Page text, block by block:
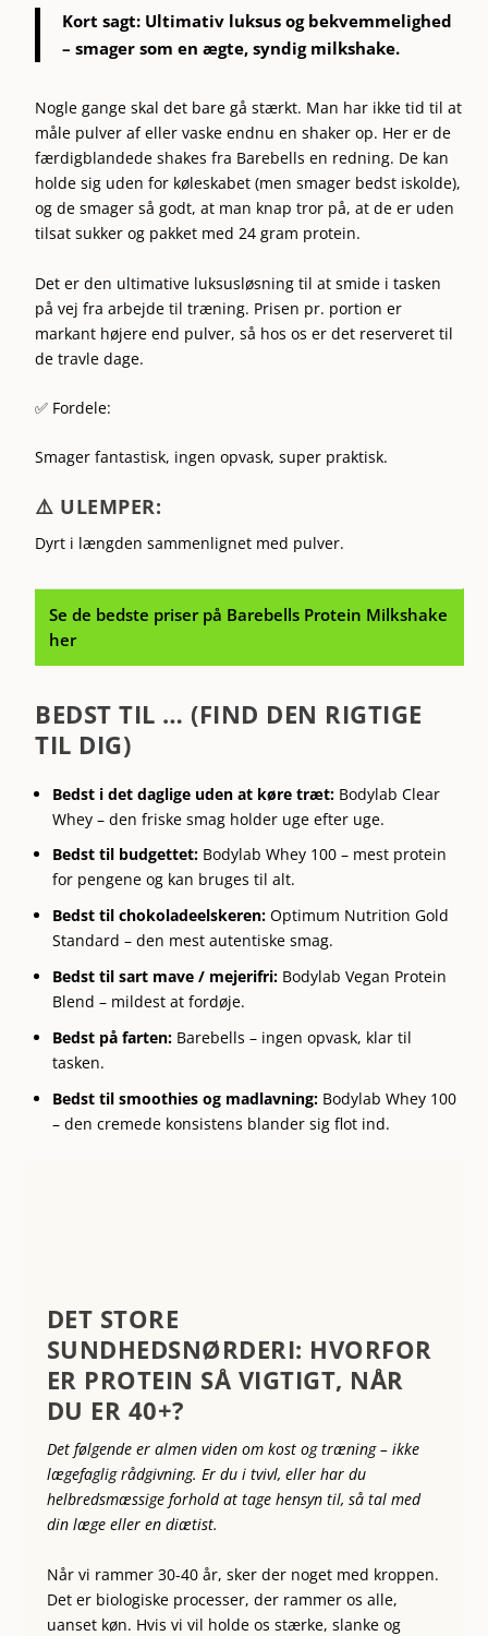
Kort sagt: Ultimativ luksus og bekvemmelighed
– smager som en ægte, syndig milkshake.
Nogle gange skal det bare gå stærkt. Man har ikke tid til at
måle pulver af eller vaske endnu en shaker op. Her er de
færdigblandede shakes fra Barebells en redning. De kan
holde sig uden for køleskabet (men smager bedst iskolde),
og de smager så godt, at man knap tror på, at de er uden
tilsat sukker og pakket med 24 gram protein.
Det er den ultimative luksusløsning til at smide i tasken
på vej fra arbejde til træning. Prisen pr. portion er
markant højere end pulver, så hos os er det reserveret til
de travle dage.
✅ Fordele:
Smager fantastisk, ingen opvask, super praktisk.
⚠️ ULEMPER:
Dyrt i længden sammenlignet med pulver.
Se de bedste priser på Barebells Protein Milkshake
her
BEDST TIL … (FIND DEN RIGTIGE
TIL DIG)
Bedst i det daglige uden at køre træt: Bodylab Clear
Whey – den friske smag holder uge efter uge.
Bedst til budgettet: Bodylab Whey 100 – mest protein
for pengene og kan bruges til alt.
Bedst til chokoladeelskeren: Optimum Nutrition Gold
Standard – den mest autentiske smag.
Bedst til sart mave / mejerifri: Bodylab Vegan Protein
Blend – mildest at fordøje.
Bedst på farten: Barebells – ingen opvask, klar til
tasken.
Bedst til smoothies og madlavning: Bodylab Whey 100
– den cremede konsistens blander sig flot ind.
DET STORE
SUNDHEDSNØRDERI: HVORFOR
ER PROTEIN SÅ VIGTIGT, NÅR
DU ER 40+?
Det følgende er almen viden om kost og træning – ikke
lægefaglig rådgivning. Er du i tvivl, eller har du
helbredsmæssige forhold at tage hensyn til, så tal med
din læge eller en diætist.
Når vi rammer 30-40 år, sker der noget med kroppen.
Det er biologiske processer, der rammer os alle,
uanset køn. Hvis vi vil holde os stærke, slanke og